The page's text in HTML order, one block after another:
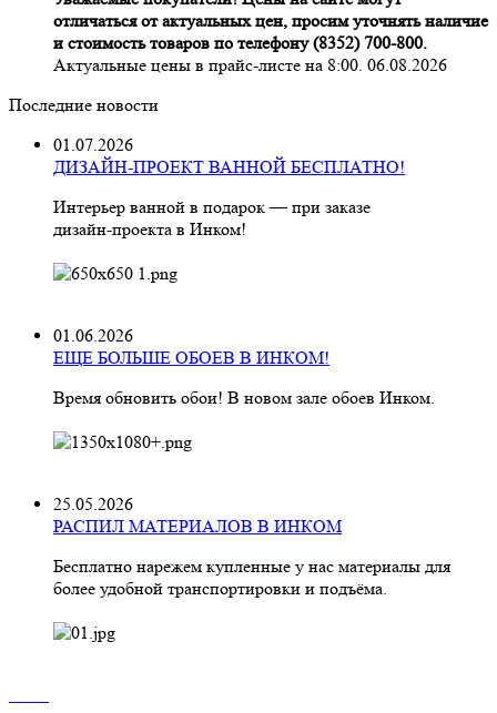
отличаться от актуальных цен, просим уточнять наличие
и стоимость товаров по телефону (8352) 700-800.
Актуальные цены в прайс-листе на 8:00. 06.08.2026
Последние новости
01.07.2026
ДИЗАЙН-ПРОЕКТ ВАННОЙ БЕСПЛАТНО!
Интерьер ванной в подарок — при заказе
дизайн‑проекта в Инком!
01.06.2026
ЕЩЕ БОЛЬШЕ ОБОЕВ В ИНКОМ!
Время обновить обои! В новом зале обоев Инком.
25.05.2026
РАСПИЛ МАТЕРИАЛОВ В ИНКОМ
Бесплатно нарежем купленные у нас материалы для
более удобной транспортировки и подъёма.